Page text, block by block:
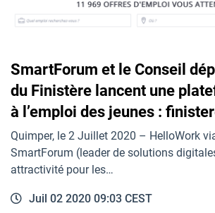
SmartForum et le Conseil
du Finistère lancent une
à l’emploi des jeunes :
Quimper, le 2 Juillet 2020 – HelloWork
SmartForum (leader de solutions
attractivité pour les…
Juil 02 2020 09:03 CEST